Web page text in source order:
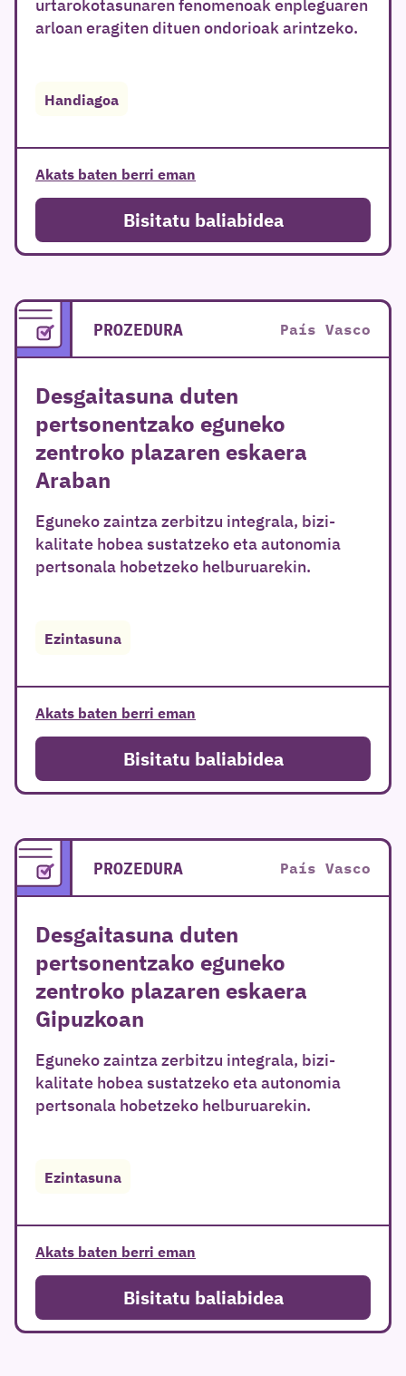
arloan eragiten dituen ondorioak arintzeko.
Handiagoa
Akats baten berri eman
Bisitatu baliabidea
PROZEDURA País Vasco
Desgaitasuna duten
pertsonentzako eguneko
zentroko plazaren eskaera
Araban
Eguneko zaintza zerbitzu integrala, bizi-
kalitate hobea sustatzeko eta autonomia
pertsonala hobetzeko helburuarekin.
Ezintasuna
Akats baten berri eman
Bisitatu baliabidea
PROZEDURA País Vasco
Desgaitasuna duten
pertsonentzako eguneko
zentroko plazaren eskaera
Gipuzkoan
Eguneko zaintza zerbitzu integrala, bizi-
kalitate hobea sustatzeko eta autonomia
pertsonala hobetzeko helburuarekin.
Ezintasuna
Akats baten berri eman
Bisitatu baliabidea